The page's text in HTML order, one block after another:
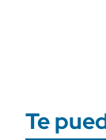
Te